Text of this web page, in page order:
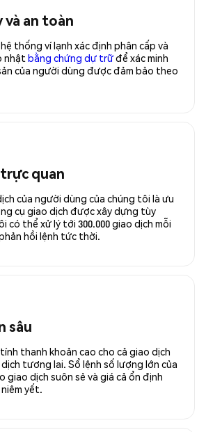
an toàn
thống ví lạnh xác định phân cấp và
nhật bằng chứng dự trữđể xác minh
của người dùng được đảm bảo theo
quan
của người dùng của chúng tôi là ưu
cụ giao dịch được xây dựng tùy
có thể xử lý tới 300.000 giao dịch mỗi
hồi lệnh tức thời.
sâu
thanh khoản cao cho cả giao dịch
tương lai. Sổ lệnh số lượng lớn của
giao dịch suôn sẻ và giá cả ổn định
yết.